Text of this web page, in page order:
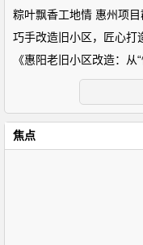
粽叶飘香工地情 惠州项
巧手改造旧小区，匠心打
《惠阳老旧小区改造：从
焦点